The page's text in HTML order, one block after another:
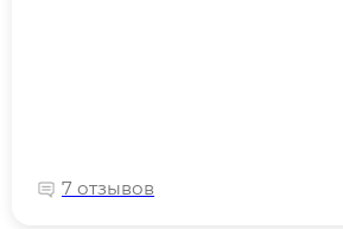
7 отзывов